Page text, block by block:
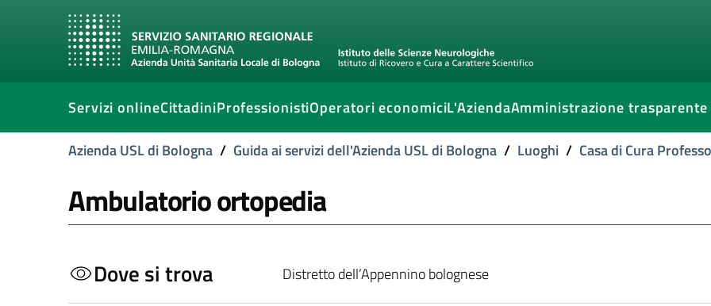
Servizi onlineCittadiniProfessionistiOperatori economiciL'AziendaAmministrazione trasparente
Azienda USL di Bologna / Guida ai servizi dell'Azienda USL di Bologna / Luoghi / Casa di Cura
Ambulatorio ortopedia
Dove si trova Distretto dell’Appennino bolognese